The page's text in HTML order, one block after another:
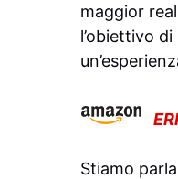
maggior
l’obiettivo
Stiamo